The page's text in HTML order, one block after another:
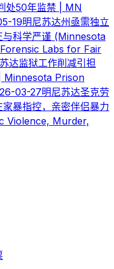
处50年监禁 | MN
19明尼苏达州亟需独立
与科学严谨 (Minnesota
Labs for Fair
达监狱工作削减引担
Minnesota Prison
03-27明尼苏达圣克劳
暴指控，亲密伴侣暴力
Violence, Murder,